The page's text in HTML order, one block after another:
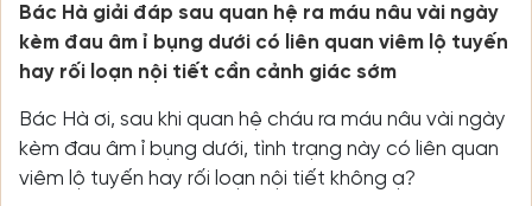
Bác Hà giải đáp sau quan hệ ra máu nâu vài ngày
kèm đau âm ỉ bụng dưới có liên quan viêm lộ tuyến
hay rối loạn nội tiết cần cảnh giác sớm
Bác Hà ơi, sau khi quan hệ cháu ra máu nâu vài ngày
kèm đau âm ỉ bụng dưới, tình trạng này có liên quan
viêm lộ tuyến hay rối loạn nội tiết không ạ?